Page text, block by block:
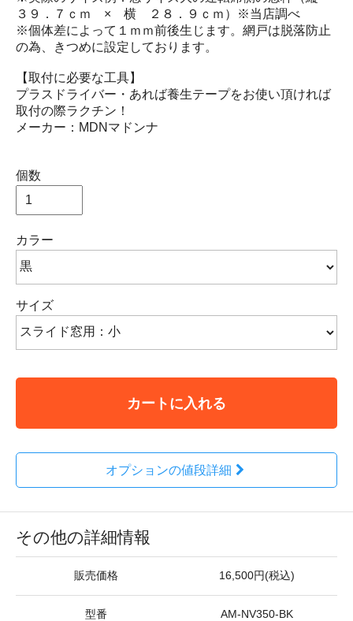
３９．７ｃｍ × 横 ２８．９ｃｍ）※当店調べ
※個体差によって１ｍｍ前後生じます。網戸は脱落防止
の為、きつめに設定しております。
【取付に必要な工具】
プラスドライバー・あれば養生テープをお使い頂ければ
取付の際ラクチン！
メーカー：MDNマドンナ
個数
カラー
サイズ
カートに入れる
オプションの値段詳細
その他の詳細情報
販売価格 16,500円(税込)
型番 AM-NV350-BK